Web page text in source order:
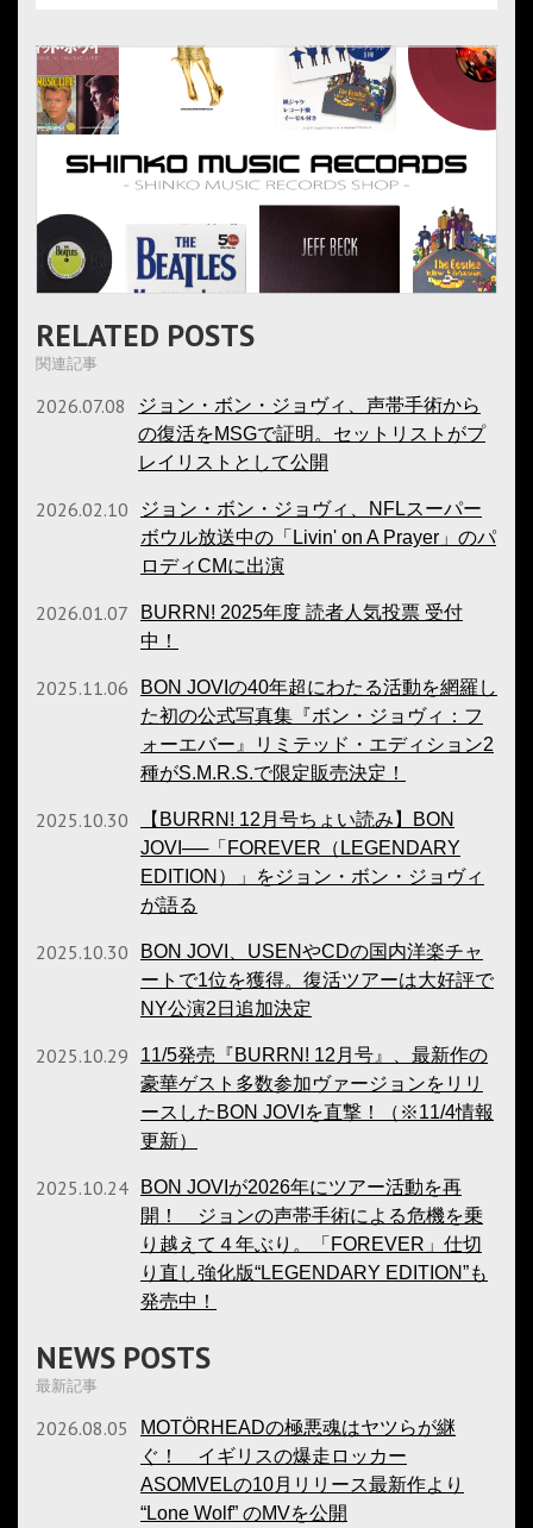
RELATED POSTS
関連記事
2026.07.08
ジョン・ボン・ジョヴィ、声帯手術から
の復活をMSGで証明。セットリストがプ
レイリストとして公開
2026.02.10
ジョン・ボン・ジョヴィ、NFLスーパー
ボウル放送中の「Livin' on A Prayer」のパ
ロディCMに出演
2026.01.07
BURRN! 2025年度 読者人気投票 受付
中！
2025.11.06
BON JOVIの40年超にわたる活動を網羅し
た初の公式写真集『ボン・ジョヴィ：フ
ォーエバー』リミテッド・エディション2
種がS.M.R.S.で限定販売決定！
2025.10.30
【BURRN! 12月号ちょい読み】BON
JOVI──「FOREVER（LE­GEN­DARY
EDITION）」をジョン・ボン・ジョヴィ
が語る
2025.10.30
BON JOVI、USENやCDの国内洋楽チャ
ートで1位を獲得。復活ツアーは大好評で
NY公演2日追加決定
2025.10.29
11/5発売『BURRN! 12月号』、最新作の
豪華ゲスト多数参加ヴァージョンをリリ
ースしたBON JOVIを直撃！（※11/4情報
更新）
2025.10.24
BON JOVIが2026年にツアー活動を再
開！ ジョンの声帯手術による危機を乗
り越えて４年ぶり。「FOREVER」仕切
り直し強化版“LEGENDARY EDITION”も
発売中！
NEWS POSTS
最新記事
2026.08.05
MOTÖRHEADの極悪魂はヤツらが継
ぐ！ イギリスの爆走ロッカー
ASOMVELの10月リリース最新作より
“Lone Wolf” のMVを公開